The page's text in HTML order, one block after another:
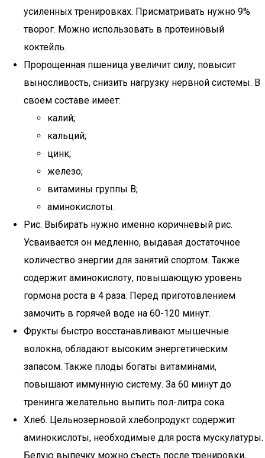
усиленных тренировках. Присматривать нужно 9%
творог. Можно использовать в протеиновый
коктейль.
Пророщенная пшеница увеличит силу, повысит
выносливость, снизить нагрузку нервной системы. В
своем составе имеет:
калий;
кальций;
цинк;
железо;
витамины группы В;
аминокислоты.
Рис. Выбирать нужно именно коричневый рис.
Усваивается он медленно, выдавая достаточное
количество энергии для занятий спортом. Также
содержит аминокислоту, повышающую уровень
гормона роста в 4 раза. Перед приготовлением
замочить в горячей воде на 60-120 минут.
Фрукты быстро восстанавливают мышечные
волокна, обладают высоким энергетическим
запасом. Также плоды богаты витаминами,
повышают иммунную систему. За 60 минут до
тренинга желательно выпить пол-литра сока.
Хлеб. Цельнозерновой хлебопродукт содержит
аминокислоты, необходимые для роста мускулатуры.
Белую выпечку можно съесть после тренировки,